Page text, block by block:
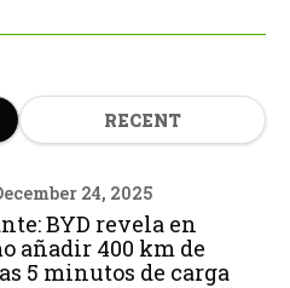
RECENT
24, 2025
BYD revela en
añadir 400 km de
5 minutos de carga